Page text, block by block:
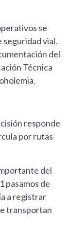
se
vial.
del
Técnica
responde
por rutas
del
pasamos de
a registrar
transportan